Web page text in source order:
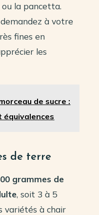
la pancetta.
à votre
fines en
les
de sucre :
équivalences
de terre
grammes de
, soit 3 à 5
variétés à chair